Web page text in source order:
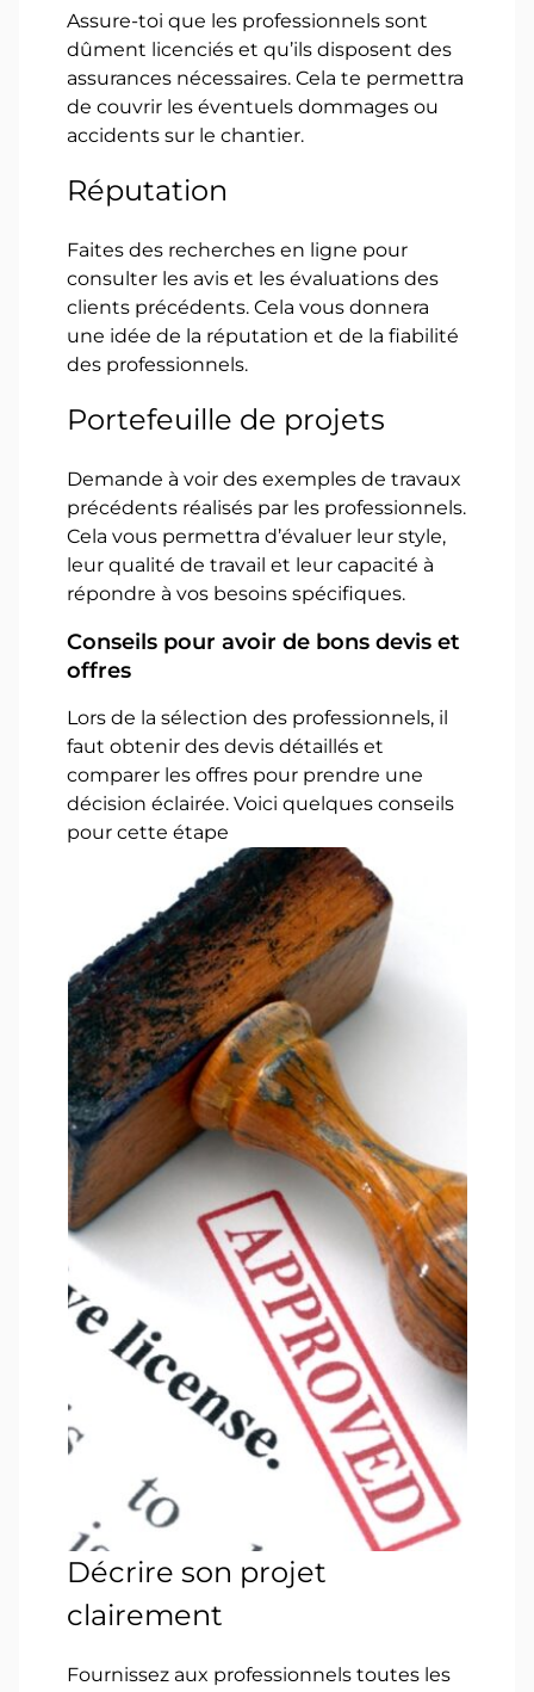
Assure-toi que les professionnels sont
dûment licenciés et qu’ils disposent des
assurances nécessaires. Cela te permettra
de couvrir les éventuels dommages ou
accidents sur le chantier.
Réputation
Faites des recherches en ligne pour
consulter les avis et les évaluations des
clients précédents. Cela vous donnera
une idée de la réputation et de la fiabilité
des professionnels.
Portefeuille de projets
Demande à voir des exemples de travaux
précédents réalisés par les professionnels.
Cela vous permettra d’évaluer leur style,
leur qualité de travail et leur capacité à
répondre à vos besoins spécifiques.
Conseils pour avoir de bons devis et
offres
Lors de la sélection des professionnels, il
faut obtenir des devis détaillés et
comparer les offres pour prendre une
décision éclairée. Voici quelques conseils
pour cette étape
Décrire son projet
clairement
Fournissez aux professionnels toutes les